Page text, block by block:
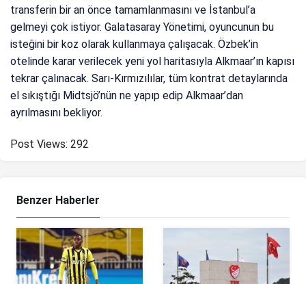
transferin bir an önce tamamlanmasını ve İstanbul’a
gelmeyi çok istiyor. Galatasaray Yönetimi, oyuncunun bu
isteğini bir koz olarak kullanmaya çalışacak. Özbek’in
otelinde karar verilecek yeni yol haritasıyla Alkmaar’ın kapısı
tekrar çalınacak. Sarı-Kırmızılılar, tüm kontrat detaylarında
el sıkıştığı Midtsjö’nün ne yapıp edip Alkmaar’dan
ayrılmasını bekliyor.
Post Views: 292
Benzer Haberler